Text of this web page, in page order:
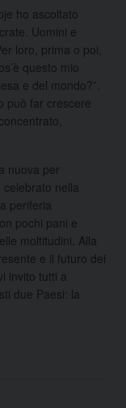
ho ascoltato
Uomini e
loro, prima o poi,
questo mio
e del mondo?”.
può far crescere
nuova per
nella
periferia
pochi pani e
moltitudini. Alla
e il futuro dei
invito tutti a
due Paesi: la